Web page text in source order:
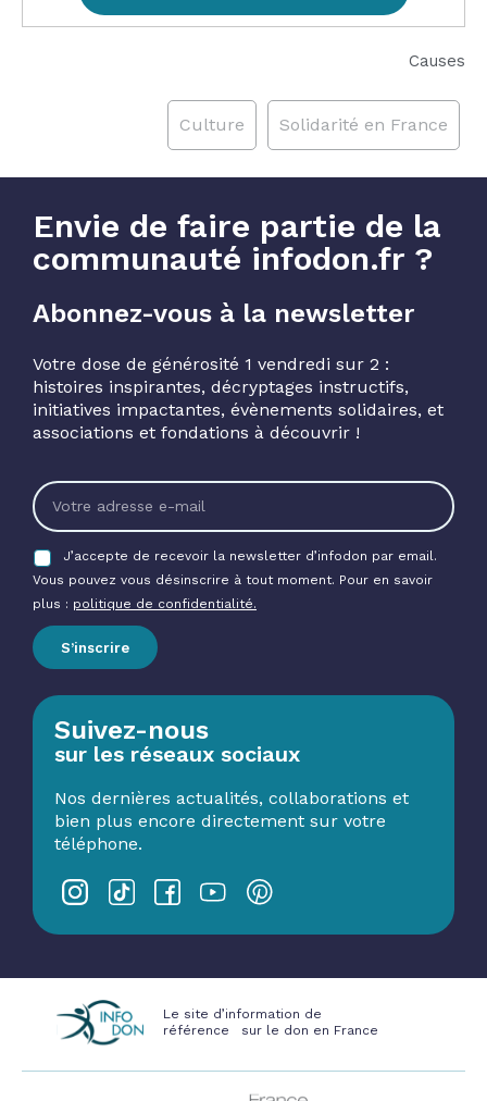
Causes
Solidarité en France
Culture
Envie de faire partie de la
communauté infodon.fr ?
Abonnez-vous à la newsletter
Votre dose de générosité 1 vendredi sur 2 :
histoires inspirantes, décryptages instructifs,
initiatives impactantes, évènements solidaires, et
associations et fondations à découvrir !
J’accepte de recevoir la newsletter d’infodon par email.
Vous pouvez vous désinscrire à tout moment. Pour en savoir
plus : politique de confidentialité.
S’inscrire
Suivez-nous
sur les réseaux sociaux
Nos dernières actualités, collaborations et
bien plus encore directement sur votre
téléphone.
Le site d’information de
référence sur le don en France